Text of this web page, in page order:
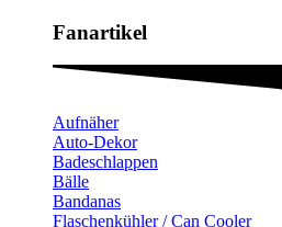
Fanartikel​
Aufnäher
Auto-Dekor
Badeschlappen
Bälle
Bandanas
Flaschenkühler / Can Cooler